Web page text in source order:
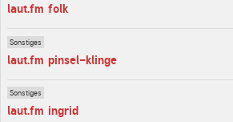
laut.fm folk
Sonstiges
laut.fm pinsel-klinge
Sonstiges
laut.fm ingrid